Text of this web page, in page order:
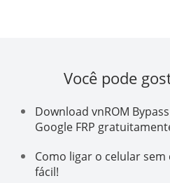
Você pode
Download vnROM
Google FRP
Como ligar o celular sem
fácil!